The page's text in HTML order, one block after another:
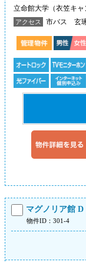
立命館大学（衣笠キ
アクセス 市バス 玄
マグノリア館 D
物件ID：301-4